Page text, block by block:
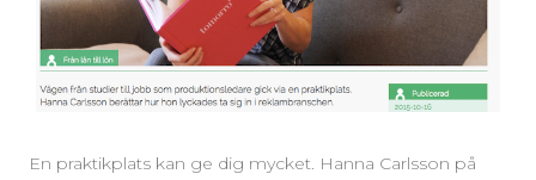
En praktikplats kan ge dig mycket. Hanna Carlsson på